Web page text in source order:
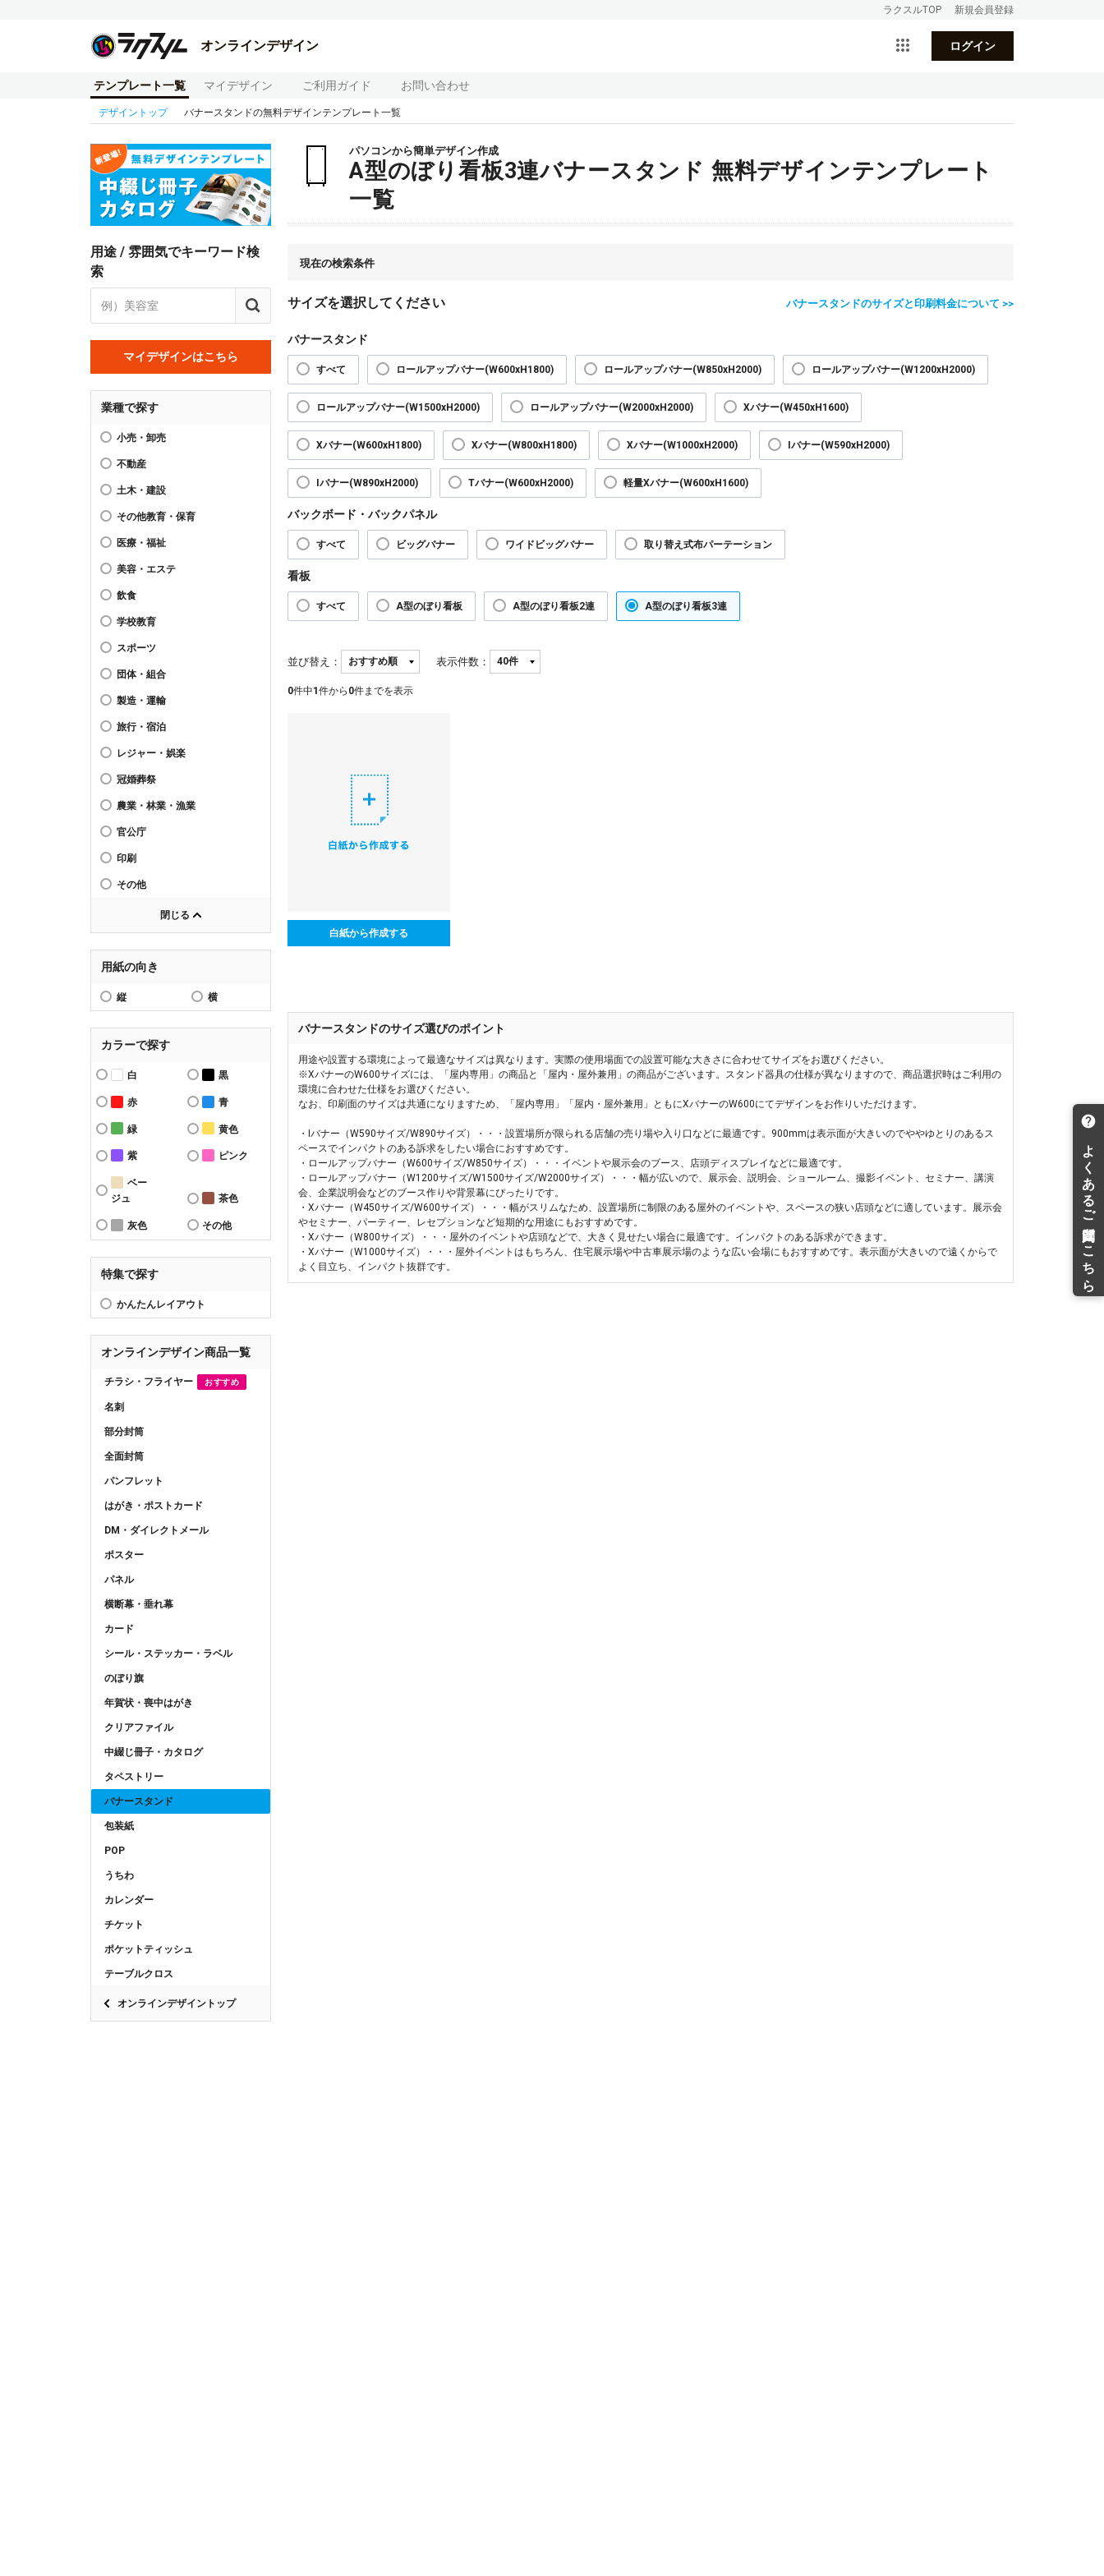
ラクスルTOP 新規会員登録
オンラインデザイン ログイン
テンプレート一覧 マイデザイン ご利用ガイド お問い合わせ
デザイントップ バナースタンドの無料デザインテンプレート一覧
用途 / 雰囲気でキーワード検
索
マイデザインはこちら
業種で探す
小売・卸売
不動産
土木・建設
その他教育・保育
医療・福祉
美容・エステ
飲食
学校教育
スポーツ
団体・組合
製造・運輸
旅行・宿泊
レジャー・娯楽
冠婚葬祭
農業・林業・漁業
官公庁
印刷
その他
閉じる
用紙の向き
縦 横
カラーで探す
白 黒
赤 青
緑 黄色
紫 ピンク
ベー
ジュ
茶色
灰色 その他
特集で探す
かんたんレイアウト
オンラインデザイン商品一覧
チラシ・フライヤー おすすめ
名刺
部分封筒
全面封筒
パンフレット
はがき・ポストカード
DM・ダイレクトメール
ポスター
パネル
横断幕・垂れ幕
カード
シール・ステッカー・ラベル
のぼり旗
年賀状・喪中はがき
クリアファイル
中綴じ冊子・カタログ
タペストリー
バナースタンド
包装紙
POP
うちわ
カレンダー
チケット
ポケットティッシュ
テーブルクロス
オンラインデザイントップ
パソコンから簡単デザイン作成
A型のぼり看板3連バナースタンド 無料デザインテンプレート
一覧
現在の検索条件
サイズを選択してください バナースタンドのサイズと印刷料金について >>
バナースタンド
すべて ロールアップバナー(W600xH1800) ロールアップバナー(W850xH2000) ロールアップバナー(W1200xH2000)
ロールアップバナー(W1500xH2000) ロールアップバナー(W2000xH2000) Xバナー(W450xH1600)
Xバナー(W600xH1800) Xバナー(W800xH1800) Xバナー(W1000xH2000) Iバナー(W590xH2000)
Iバナー(W890xH2000) Tバナー(W600xH2000) 軽量Xバナー(W600xH1600)
バックボード・バックパネル
すべて ビッグバナー ワイドビッグバナー 取り替え式布パーテーション
看板
すべて A型のぼり看板 A型のぼり看板2連 A型のぼり看板3連
並び替え： 表示件数：
0件中1 件から 0件までを表示
白紙から作成する
バナースタンドのサイズ選びのポイント
用途や設置する環境によって最適なサイズは異なります。実際の使用場面での設置可能な大きさに合わせてサイズをお選びください。
※XバナーのW600サイズには、「屋内専用」の商品と「屋内・屋外兼用」の商品がございます。スタンド器具の仕様が異なりますので、商品選択時はご利用の
環境に合わせた仕様をお選びください。
なお、印刷面のサイズは共通になりますため、「屋内専用」「屋内・屋外兼用」ともにXバナーのW600にてデザインをお作りいただけます。
・Iバナー（W590サイズ/W890サイズ）・・・設置場所が限られる店舗の売り場や入り口などに最適です。900mmは表示面が大きいのでややゆとりのあるス
ペースでインパクトのある訴求をしたい場合におすすめです。
・ロールアップバナー（W600サイズ/W850サイズ）・・・イベントや展示会のブース、店頭ディスプレイなどに最適です。
・ロールアップバナー（W1200サイズ/W1500サイズ/W2000サイズ）・・・幅が広いので、展示会、説明会、ショールーム、撮影イベント、セミナー、講演
会、企業説明会などのブース作りや背景幕にぴったりです。
・Xバナー（W450サイズ/W600サイズ）・・・幅がスリムなため、設置場所に制限のある屋外のイベントや、スペースの狭い店頭などに適しています。展示会
やセミナー、パーティー、レセプションなど短期的な用途にもおすすめです。
・Xバナー（W800サイズ）・・・屋外のイベントや店頭などで、大きく見せたい場合に最適です。インパクトのある訴求ができます。
・Xバナー（W1000サイズ）・・・屋外イベントはもちろん、住宅展示場や中古車展示場のような広い会場にもおすすめです。表示面が大きいので遠くからで
よく目立ち、インパクト抜群です。